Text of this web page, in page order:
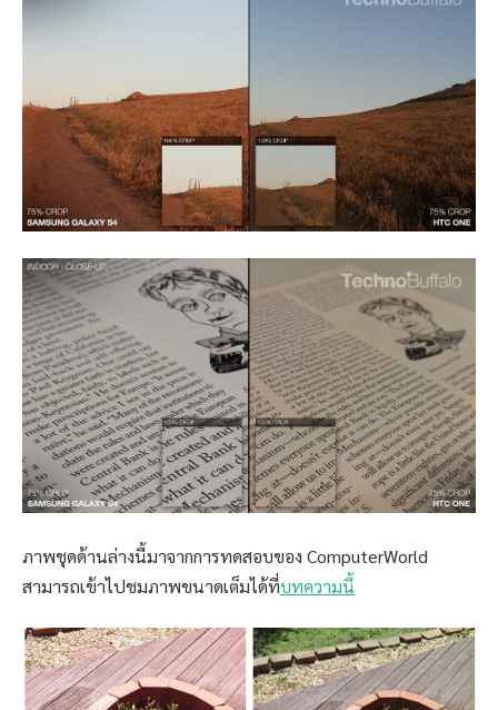
ภาพชุดด้านล่างนี้มาจากการทดสอบของ ComputerWorld
สามารถเข้าไปชมภาพขนาดเต็มได้ที่บทความนี้